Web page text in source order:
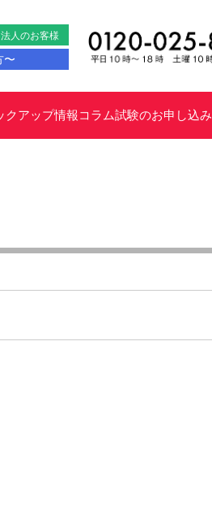
人のお客様
〜
クアップ情報コラム試験のお申し込み